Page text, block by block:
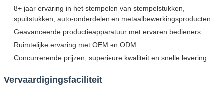
8+ jaar ervaring in het stempelen van stempelstukken,
spuitstukken, auto-onderdelen en metaalbewerkingsproducten
Geavanceerde productieapparatuur met ervaren bedieners
Ruimtelijke ervaring met OEM en ODM
Concurrerende prijzen, superieure kwaliteit en snelle levering
Vervaardigingsfaciliteit